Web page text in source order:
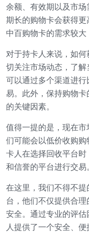
余额、有效期以及市
期长的购物卡会获得
中百购物卡的需求较大
对于持卡人来说，如
切关注市场动态，了解
可以通过多个渠道进
易。此外，保持购物
的关键因素。
值得一提的是，现在
们可能会以低价收购
卡人在选择回收平台
和信誉的平台进行交易。
在这里，我们不得不提
台，他们不仅提供合
安全。通过专业的评
人提供了一个安全、便